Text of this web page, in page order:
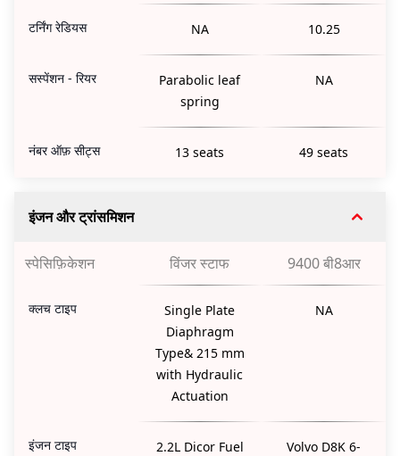
टर्निंग रेडियस NA 10.25
सस्पेंशन - रियर
Parabolic leaf
spring
NA
नंबर ऑफ़ सीट्स 13 seats 49 seats
इंजन और ट्रांसमिशन
स्पेसिफ़िकेशन विंजर स्टाफ 9400 बी8आर
क्लच टाइप
Single Plate
Diaphragm
Type& 215 mm
with Hydraulic
Actuation
NA
इंजन टाइप
2.2L Dicor Fuel
Volvo D8K 6-